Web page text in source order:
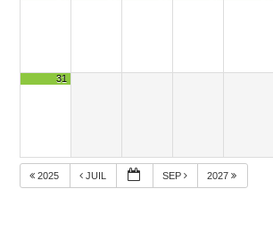
31
2025 JUIL SEP 2027